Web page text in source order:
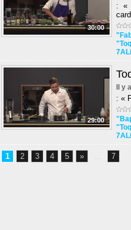
30:00
: «
29:00
Il y
: «
1 2 3 4 5 » 7